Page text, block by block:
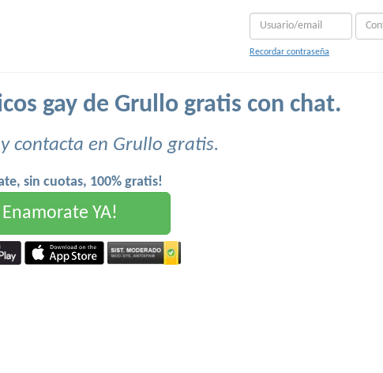
Recordar contraseña
gay de Grullo gratis con chat.
contacta en Grullo gratis.
sin cuotas, 100% gratis!
Enamorate YA!